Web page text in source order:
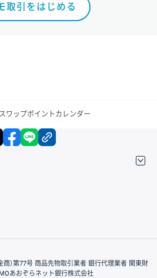
取引をはじめる
スワップポイントカレンダー
X facebook
商）第77号 商品先物取引業者 銀行代理業者 関東財
あおぞらネット銀行株式会社